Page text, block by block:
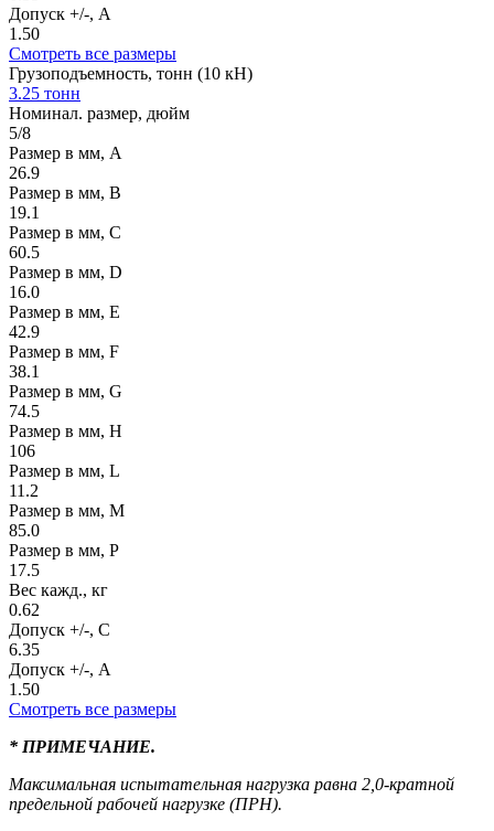
Допуск +/-, A
1.50
Смотреть все размеры
Грузоподъемность, тонн (10 кН)
3.25 тонн
Номинал. размер, дюйм
5/8
Размер в мм, А
26.9
Размер в мм, В
19.1
Размер в мм, С
60.5
Размер в мм, D
16.0
Размер в мм, E
42.9
Размер в мм, F
38.1
Размер в мм, G
74.5
Размер в мм, H
106
Размер в мм, L
11.2
Размер в мм, M
85.0
Размер в мм, P
17.5
Вес кажд., кг
0.62
Допуск +/-, C
6.35
Допуск +/-, A
1.50
Смотреть все размеры
* ПРИМЕЧАНИЕ.
Максимальная испытательная нагрузка равна 2,0-кратной
предельной рабочей нагрузке (ПРН).